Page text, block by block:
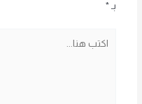
بـ *
هنا...